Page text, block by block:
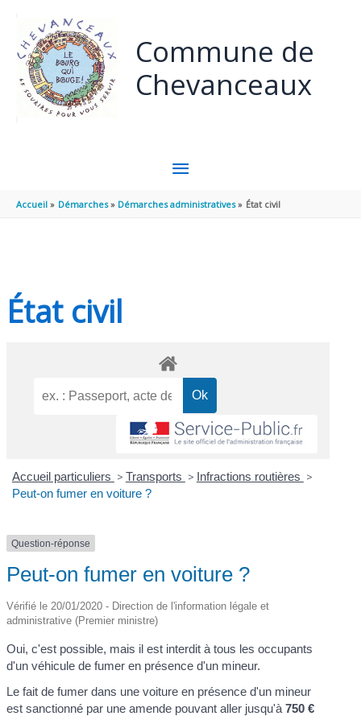
Commune de
Chevanceaux
MENU
PRINCIPAL
Accueil Démarches Démarches administratives État civil
État civil
Accueil particuliers > Transports > Infractions routières >
Peut-on fumer en voiture ?
Question-réponse
Peut-on fumer en voiture ?
Vérifié le 20/01/2020 - Direction de l'information légale et
administrative (Premier ministre)
Oui, c'est possible, mais il est interdit à tous les occupants
d'un véhicule de fumer en présence d'un mineur.
Le fait de fumer dans une voiture en présence d'un mineur
est sanctionné par une amende pouvant aller jusqu'à750 €